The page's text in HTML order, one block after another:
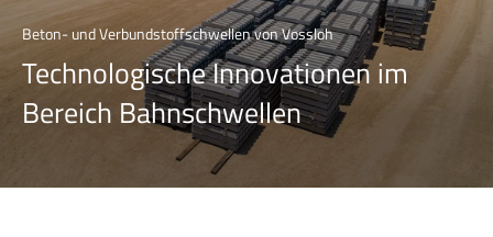
Beton- und Verbundstoffschwellen von Vossloh
Technologische Innovationen im
Bereich Bahnschwellen